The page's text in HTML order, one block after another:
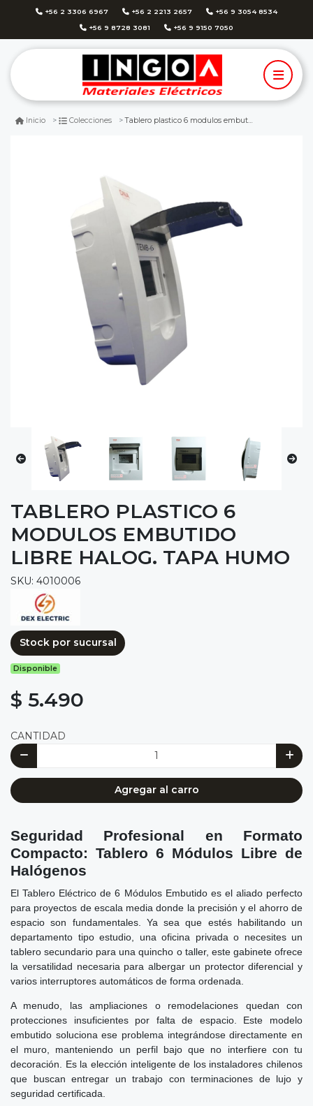
+56 2 3306 6967 +56 2 2213 2657 +56 9 3054 8534
+56 9 8728 3081 +56 9 9150 7050
Inicio Colecciones Tablero plastico 6 modulos embutido libre halog. tapa humo
TABLERO PLASTICO 6
MODULOS EMBUTIDO
LIBRE HALOG. TAPA HUMO
SKU: 4010006
Stock por sucursal
Disponible
$ 5.490
CANTIDAD
Agregar al carro
Seguridad Profesional en Formato
Compacto: Tablero 6 Módulos Libre de
Halógenos
El Tablero Eléctrico de 6 Módulos Embutido es el aliado perfecto
para proyectos de escala media donde la precisión y el ahorro de
espacio son fundamentales. Ya sea que estés habilitando un
departamento tipo estudio, una oficina privada o necesites un
tablero secundario para una quincho o taller, este gabinete ofrece
la versatilidad necesaria para albergar un protector diferencial y
varios interruptores automáticos de forma ordenada.
A menudo, las ampliaciones o remodelaciones quedan con
protecciones insuficientes por falta de espacio. Este modelo
embutido soluciona ese problema integrándose directamente en
el muro, manteniendo un perfil bajo que no interfiere con tu
decoración. Es la elección inteligente de los instaladores chilenos
que buscan entregar un trabajo con terminaciones de lujo y
seguridad certificada.